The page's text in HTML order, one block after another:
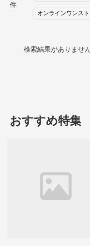
件
オンラインワンス
検索結果がありませ
おすすめ特集